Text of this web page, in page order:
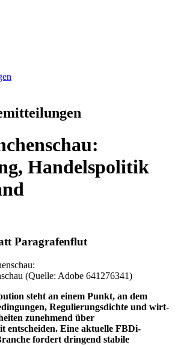
Handelspolitik
Paragrafenflut
(Quelle: Adobe 641276341)
steht an einem Punkt, an dem
Regulierungsdichte und wirt­
zunehmend über
entscheiden. Eine aktuelle FBDi-
fordert dringend stabile